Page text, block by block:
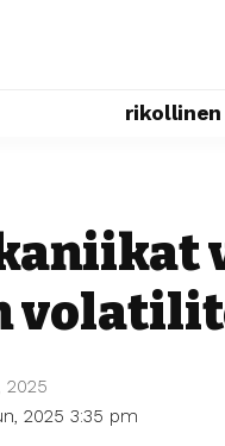
rikollinen
2025 3:35 pm
2025